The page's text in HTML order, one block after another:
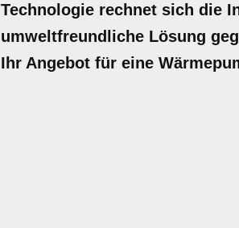
Technologie rechnet sich die
umweltfreundliche Lösung
Ihr Angebot für eine